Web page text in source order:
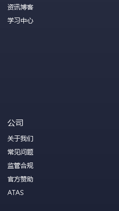
资讯博客
学习中心
公司
关于我们
常见问题
监管合规
官方赞助
ATAS